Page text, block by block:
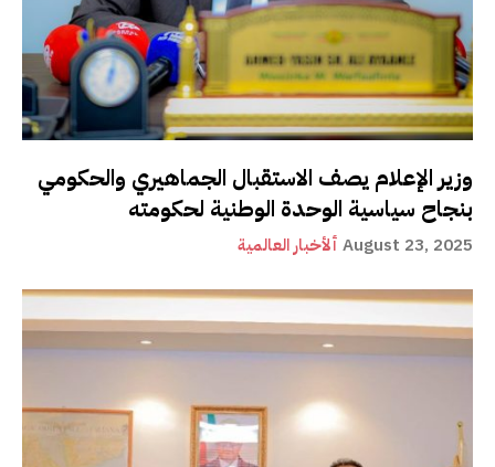
وزير الإعلام يصف الاستقبال الجماهيري والحكومي
بنجاح سياسية الوحدة الوطنية لحكومته
ألأخبار العالمية August 23, 2025